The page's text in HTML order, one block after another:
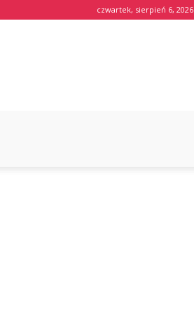
czwartek, sierpień 6, 2026